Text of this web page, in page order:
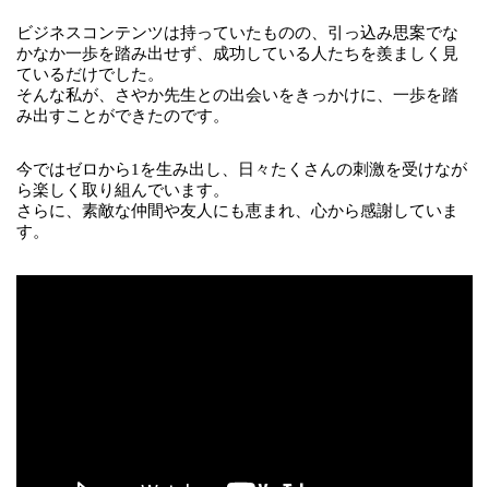
ビジネスコンテンツは持っていたものの、引っ込み思案でな
かなか一歩を踏み出せず、成功している人たちを羨ましく見
ているだけでした。
そんな私が、さやか先生との出会いをきっかけに、一歩を踏
み出すことができたのです。
今ではゼロから1を生み出し、日々たくさんの刺激を受けなが
ら楽しく取り組んでいます。
さらに、素敵な仲間や友人にも恵まれ、心から感謝していま
す。